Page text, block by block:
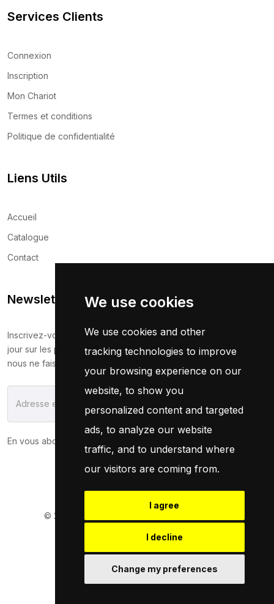
We use cookies
We use cookies and other
tracking technologies to improve
your browsing experience on our
website, to show you
personalized content and targeted
ads, to analyze our website
traffic, and to understand where
our visitors are coming from.
I agree
I decline
Change my preferences
Services Clients
Connexion
Inscription
Mon Chariot
Termes et conditions
Politique de confidentialité
Liens Utils
Accueil
Catalogue
Contact
Newsletter
Inscrivez-vous maintenant pour recevoir les dernières mises à
jour sur les promotions et les coupons. Ne vous inquiétez pas,
nous ne faisons pas de spam !
S'Abonner
En vous abonnant, vous acceptez notre
© 2026
Naro Dev